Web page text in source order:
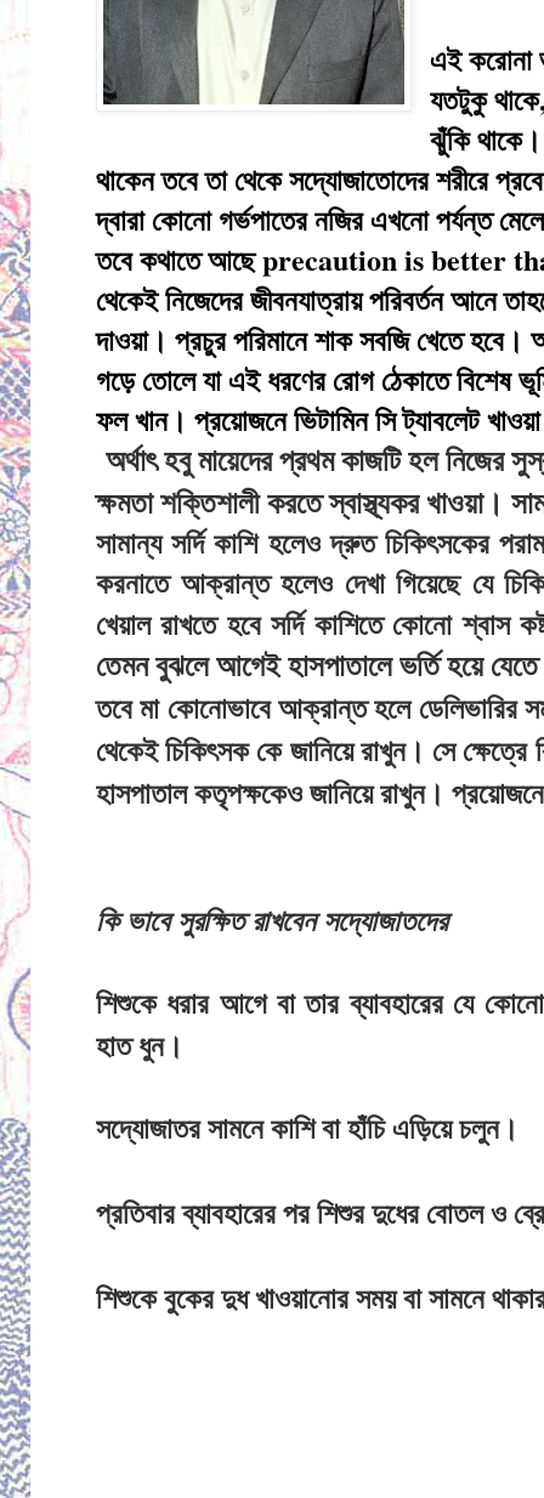
এই করোনা
যতটুকু
ঝুঁকি
থাকেন তবে তা থেকে সদ্যোজাতোদের শরীরে
দ্বারা কোনো গর্ভপাতের নজির এখনো পর্যন্ত
তবে কথাতে আছে precaution is better
থেকেই নিজেদের জীবনযাত্রায় পরিবর্তন আনে
দাওয়া। প্রচুর পরিমানে শাক সবজি খেতে হবে।
গড়ে তোলে যা এই ধরণের রোগ ঠেকাতে বিশেষ
ফল খান। প্রয়োজনে ভিটামিন সি ট্যাবলেট
অর্থাৎ হবু মায়েদের প্রথম কাজটি হল নিজের
ক্ষমতা শক্তিশালী করতে স্বাস্থ্যকর খাওয়া।
সামান্য সর্দি কাশি হলেও দ্রুত চিকিৎসকের
করনাতে আক্রান্ত হলেও দেখা গিয়েছে যে
খেয়াল রাখতে হবে সর্দি কাশিতে কোনো শ্বাস
তেমন বুঝলে আগেই হাসপাতালে ভর্তি হয়ে
তবে মা কোনোভাবে আক্রান্ত হলে
থেকেই চিকিৎসক কে জানিয়ে রাখুন। সে
হাসপাতাল কতৃপক্ষকেও জানিয়ে রাখুন।
কি ভাবে সুরক্ষিত রাখবেন সদ্যোজাতদের
শিশুকে ধরার আগে বা তার ব্যাবহারের যে
হাত ধুন।
সদ্যোজাতর সামনে কাশি বা হাঁচি এড়িয়ে চলুন।
প্রতিবার ব্যাবহারের পর শিশুর দুধের বোতল ও
শিশুকে বুকের দুধ খাওয়ানোর সময় বা সামনে